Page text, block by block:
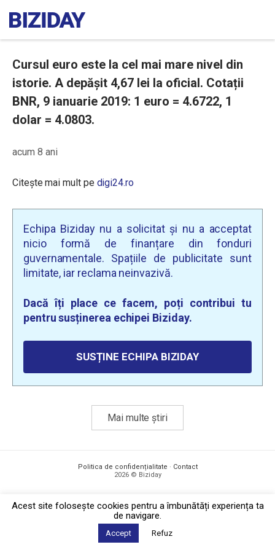
Cursul euro este la cel mai mare nivel din
istorie. A depășit 4,67 lei la oficial. Cotații
BNR, 9 ianuarie 2019: 1 euro = 4.6722, 1
dolar = 4.0803.
acum 8 ani
Citește mai mult pe digi24.ro
Echipa Biziday nu a solicitat și nu a acceptat
nicio formă de finanțare din fonduri
guvernamentale. Spațiile de publicitate sunt
limitate, iar reclama neinvazivă.
Dacă îți place ce facem, poți contribui tu
pentru susținerea echipei Biziday.
SUSȚINE ECHIPA BIZIDAY
Mai multe știri
Politica de confidențialitate · Contact
2026 © Biziday
Acest site foloseşte cookies pentru a îmbunătăți experiența ta
de navigare.
Accept Refuz